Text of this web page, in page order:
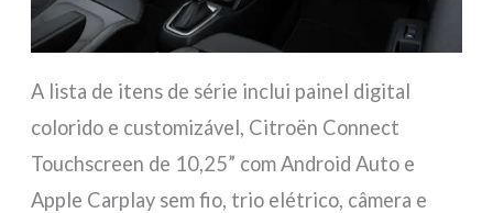
A lista de itens de série inclui painel digital
colorido e customizável, Citroën Connect
Touchscreen de 10,25” com Android Auto e
Apple Carplay sem fio, trio elétrico, câmera e